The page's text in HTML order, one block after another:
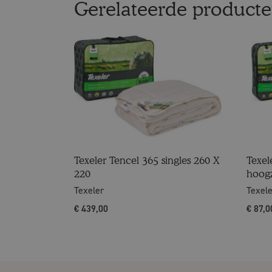
Gerelateerde
Texeler Tencel 365 singles 260 X
220
Texeler
€ 439,00 €